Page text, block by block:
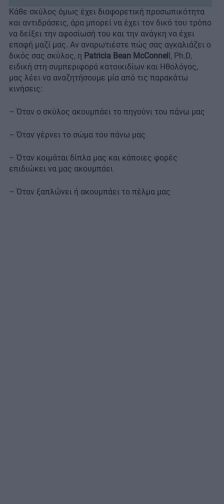
Κάθε σκύλος όμως έχει διαφορετική προσωπικότητα
και αντιδράσεις, άρα μπορεί να έχει τον δικό του τρόπο
να δείξει την αφοσίωσή του και την ανάγκη να έχει
επαφή μαζί μας. Αν αναρωτιέστε πώς σας αγκαλιάζει ο
δικός σας σκύλος, η Patricia Bean McConnel l, Ph.D,
ειδική στη συμπεριφορά κατοικιδίων και Ηθολόγος,
μας λέει να αναζητήσουμε μία από τις παρακάτω
κινήσεις:
– Όταν ο σκύλος ακουμπάει το πηγούνι του πάνω μας
– Όταν γέρνει το σώμα του πάνω μας
– Όταν κοιμάται δίπλα μας και κάποιες φορές
επιδιώκει να μας ακουμπάει
– Όταν ξαπλώνει ή ακουμπάει το πέλμα μας